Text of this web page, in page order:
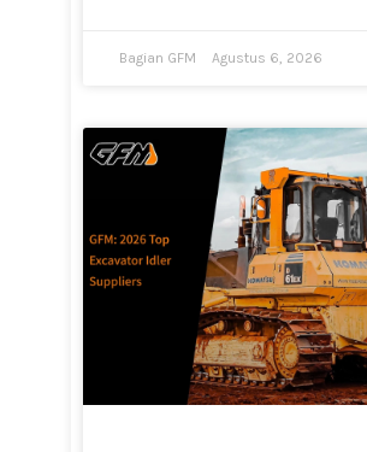
Bagian GFM Agustus 6, 2026